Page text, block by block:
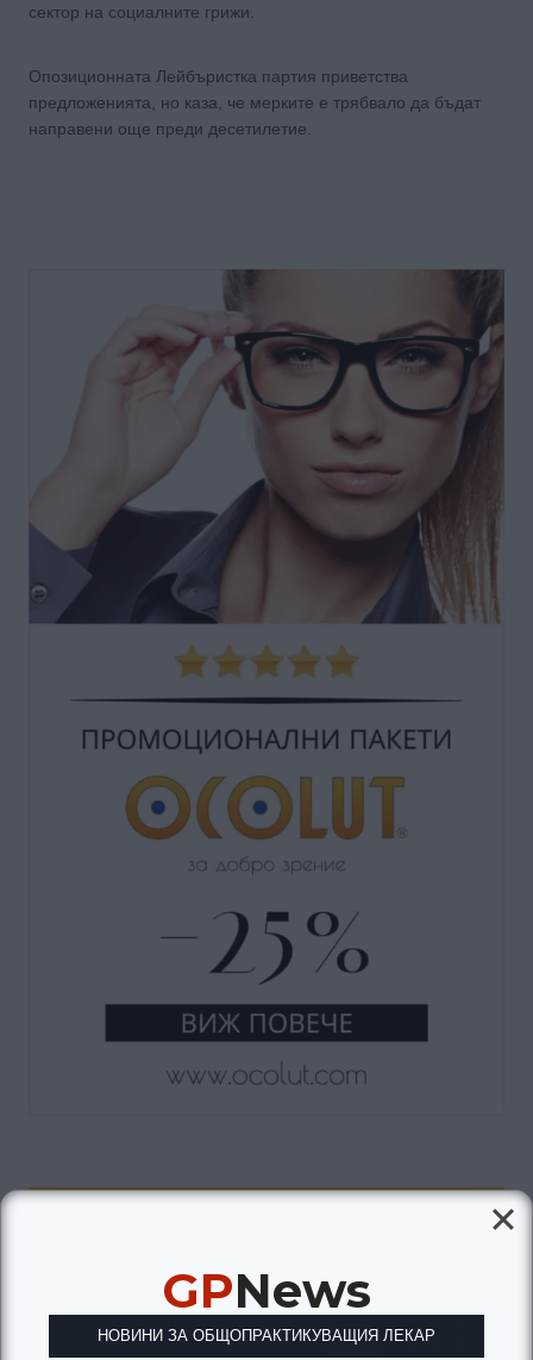
сектор на социалните грижи.
Опозиционната Лейбъристка партия приветства
предложенията, но каза, че мерките е трябвало да бъдат
направени още преди десетилетие.
GPNews
НОВИНИ ЗА ОБЩОПРАКТИКУВАЩИЯ ЛЕКАР